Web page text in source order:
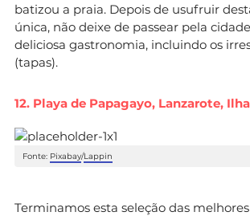
batizou a praia. Depois de usufruir
única, não deixe de passear pela
deliciosa gastronomia, incluindo os
(tapas).
12. Playa de Papagayo, Lanzarote,
Fonte: Pixabay/Lappin
Terminamos esta seleção das